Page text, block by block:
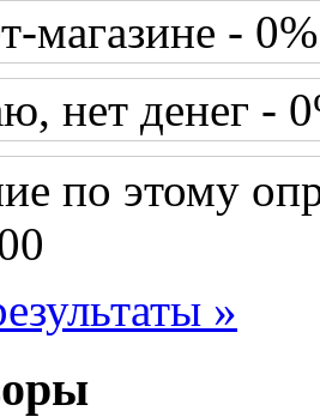
магазине - 0%
нет денег -
по этому
»